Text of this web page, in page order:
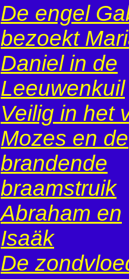
De engel
bezoekt
Daniel in de
Leeuwenkuil
Veilig in het
Mozes en de
brandende
braamstruik
Abraham en
Isaäk
De